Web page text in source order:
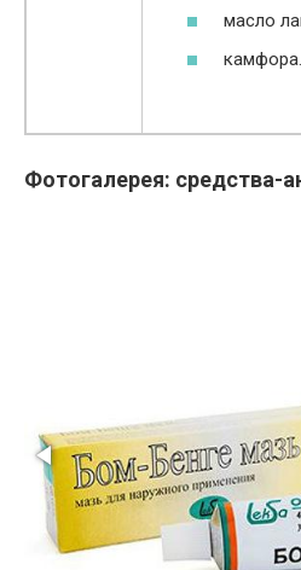
масло
камфора.
Фотогалерея: средства-